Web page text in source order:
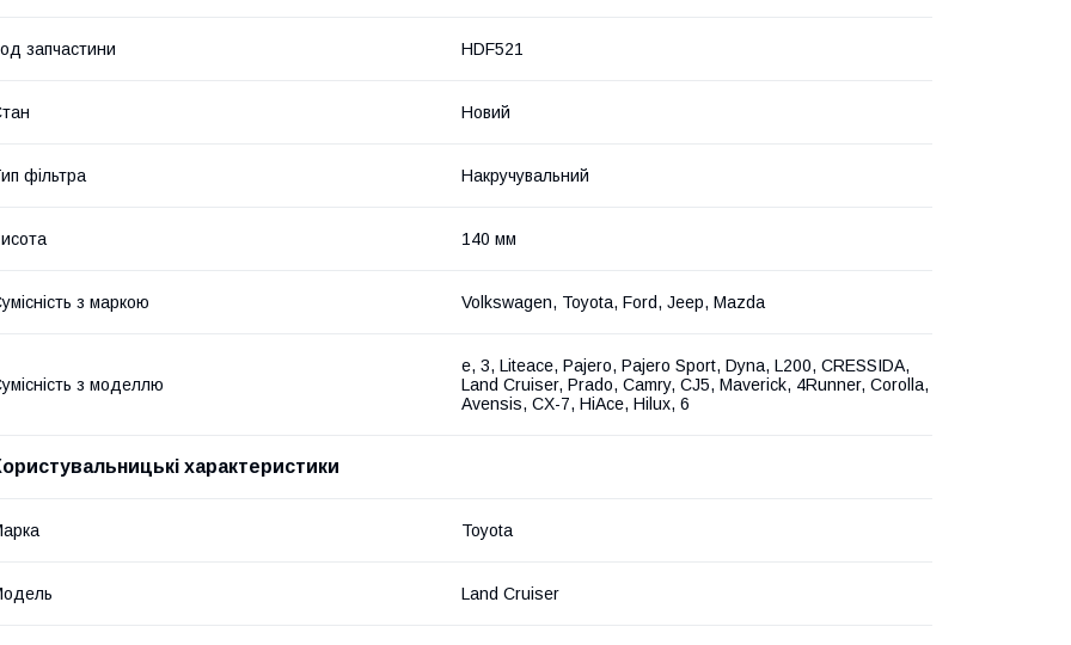
запчастини HDF521
Новий
фільтра Накручувальний
140 мм
з маркою Volkswagen, Toyota, Ford, Jeep, Mazda
з моделлю
e, 3, Liteace, Pajero, Pajero Sport, Dyna, L200, CRESSIDA,
Land Cruiser, Prado, Camry, CJ5, Maverick, 4Runner, Corolla,
Avensis, CX-7, HiAce, Hilux, 6
характеристики
Toyota
Land Cruiser